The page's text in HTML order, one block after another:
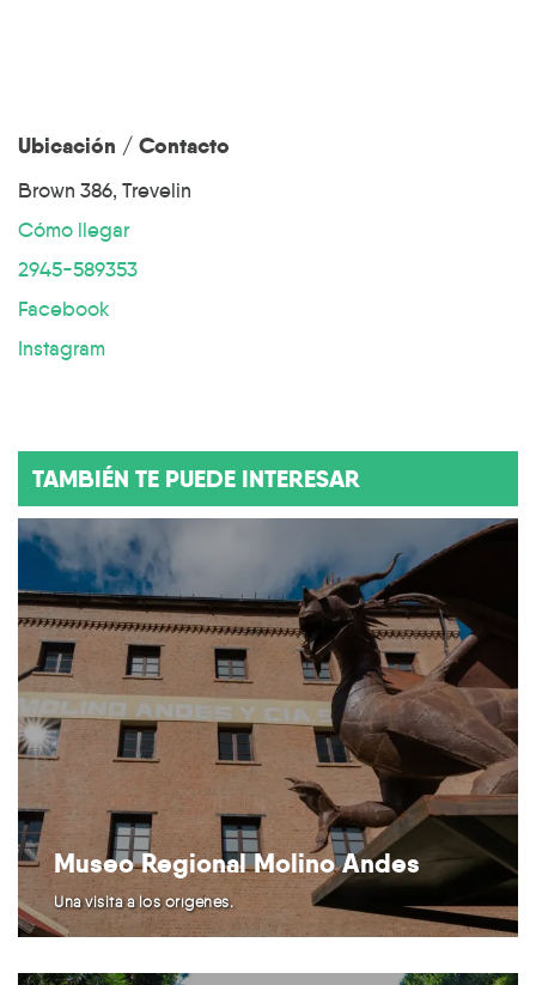
Ubicación / Contacto
Brown 386, Trevelin
Cómo llegar
2945-589353
Facebook
Instagram
TAMBIÉN TE PUEDE INTERESAR
Museo Regional Molino Andes
Una visita a los orígenes.